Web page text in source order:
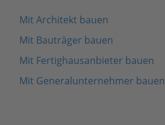
Mit Architekt bauen
Mit Bauträger bauen
Mit Fertighausanbieter bauen
Mit Generalunternehmer bauen